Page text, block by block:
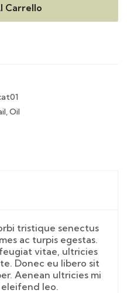
Carrello
,Oil
tristique senectus
ac turpis egestas.
vitae, ultricies
Donec eu libero sit
Aenean ultricies mi
leo.